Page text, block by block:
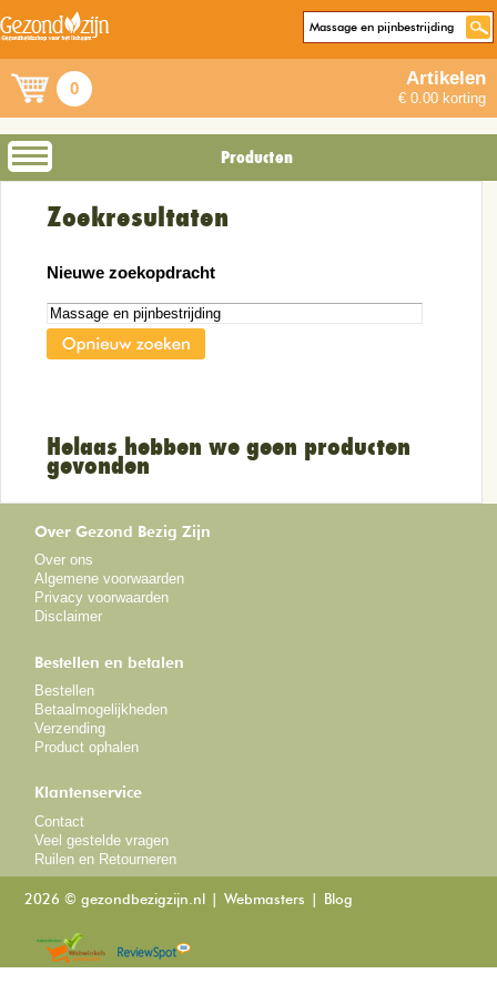
0 Artikelen
€ 0.00 korting
Producten
Zoekresultaten
Nieuwe zoekopdracht
Helaas hebben we geen producten
gevonden
Over Gezond Bezig Zijn
Over ons
Algemene voorwaarden
Privacy voorwaarden
Disclaimer
Bestellen en betalen
Bestellen
Betaalmogelijkheden
Verzending
Product ophalen
Klantenservice
Contact
Veel gestelde vragen
Ruilen en Retourneren
2026 © gezondbezigzijn.nl Webmasters Blog